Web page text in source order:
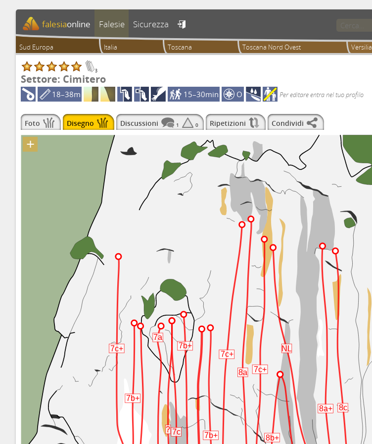
falesiaonline Falesie Sicurezza 
Sud Europa Italia Toscana Toscana Nord Ovest Versilia
3
Settore: Cimitero
18–38m 15–30min O Per editare entra nel tuo profilo
Foto Disegno Discussioni 1 0 Ripetizioni Condividi
+
7c+
7b+
7a
? 7c
7b+
7b+
7c+
8a 7c+
8b+
NL
8a+ 8c